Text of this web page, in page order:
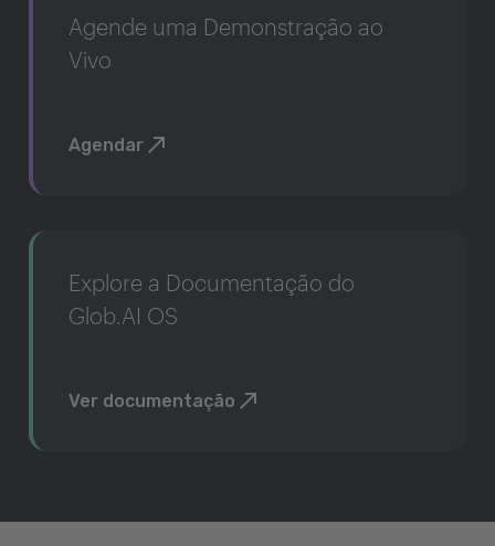
Agende uma Demonstração ao
Vivo
Agendar
Explore a Documentação do
Glob.AI OS
Ver documentação